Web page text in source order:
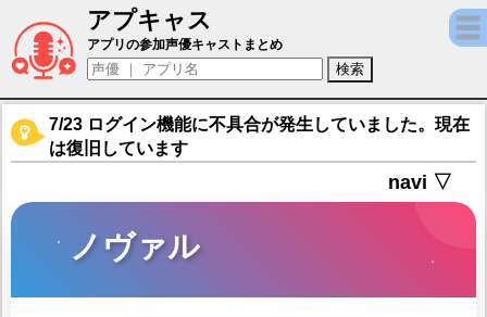
アプキャス
ノヴァル（声優：岸尾だいすけ)【キャラバ
アプリの参加声優キャストまとめ
7/23 ログイン機能に不具合が発生していました。現在
は復旧しています
navi ▽
ノヴァル